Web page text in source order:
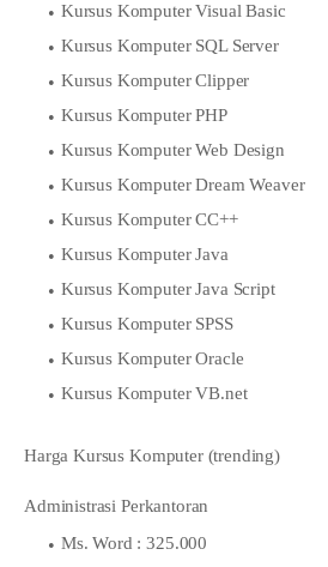
Kursus Komputer Visual Basic
Kursus Komputer SQL Server
Kursus Komputer Clipper
Kursus Komputer PHP
Kursus Komputer Web Design
Kursus Komputer Dream Weaver
Kursus Komputer CC++
Kursus Komputer Java
Kursus Komputer Java Script
Kursus Komputer SPSS
Kursus Komputer Oracle
Kursus Komputer VB.net
Harga Kursus Komputer (trending)
Administrasi Perkantoran
Ms. Word : 325.000